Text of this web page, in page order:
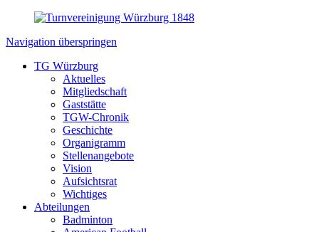
Navigation überspringen
TG Würzburg
Aktuelles
Mitgliedschaft
Gaststätte
TGW-Chronik
Geschichte
Organigramm
Stellenangebote
Vision
Aufsichtsrat
Wichtiges
Abteilungen
Badminton